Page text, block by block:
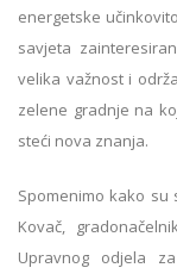
energetske
savjeta
velika važnost i
zelene gradnje na
steći nova znanja.
Spomenimo kako
Kovač,
Upravnog odjela